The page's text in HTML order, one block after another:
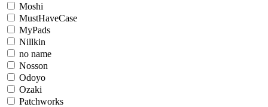
Moshi
MustHaveCase
MyPads
Nillkin
no name
Nosson
Odoyo
Ozaki
Patchworks